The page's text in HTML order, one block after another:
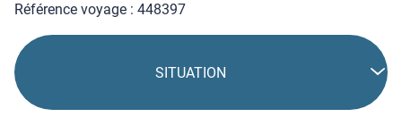
Référence voyage : 448397
SITUATION